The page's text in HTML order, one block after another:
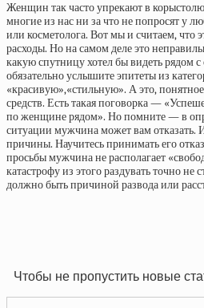
Женщин так часто упрекают в
многие из нас ни за что не попросят у
или косметолога. Вот мы и считаем, что
расходы. Но на самом деле это
какую спутницу хотел бы видеть рядом
обязательно услышите эпитеты из
«красивую»,«стильную». А это,
средств. Есть такая поговорка —
по женщине рядом». Но помните — в
ситуации мужчина может вам отказать.
причины. Научитесь принимать его
просьбы мужчина не располагает
катастрофу из этого раздувать точно не
должно быть причиной развода или
Чтобы не пропустить новые